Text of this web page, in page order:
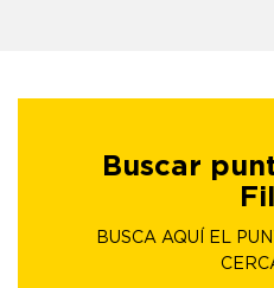
Buscar
BUSCA AQUÍ EL